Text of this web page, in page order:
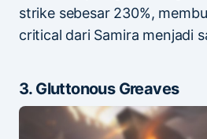
strike sebesar 230%,
critical dari Samira menjadi
3. Gluttonous Greaves